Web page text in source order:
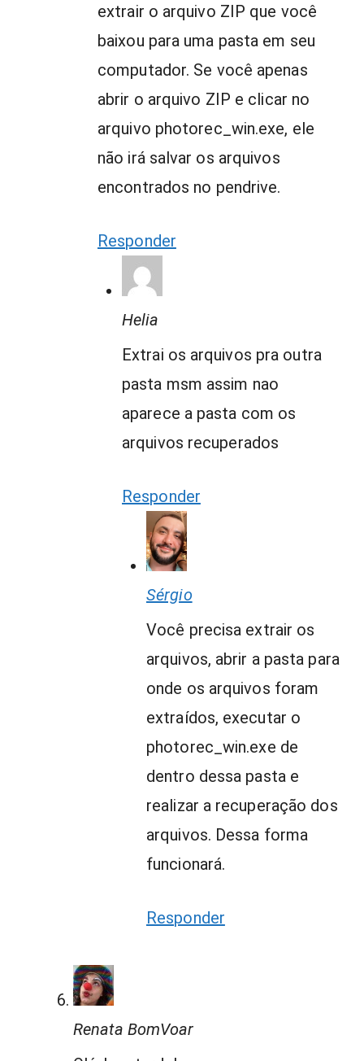
extrair o arquivo ZIP que você
baixou para uma pasta em seu
computador. Se você apenas
abrir o arquivo ZIP e clicar no
arquivo photorec_win.exe, ele
não irá salvar os arquivos
encontrados no pendrive.
Responder
Helia
Extrai os arquivos pra outra
pasta msm assim nao
aparece a pasta com os
arquivos recuperados
Responder
Sérgio
Você precisa extrair os
arquivos, abrir a pasta para
onde os arquivos foram
extraídos, executar o
photorec_win.exe de
dentro dessa pasta e
realizar a recuperação dos
arquivos. Dessa forma
funcionará.
Responder
Renata BomVoar